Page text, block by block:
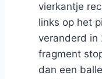
vierkantje
links op het
veranderd in
fragment
dan een